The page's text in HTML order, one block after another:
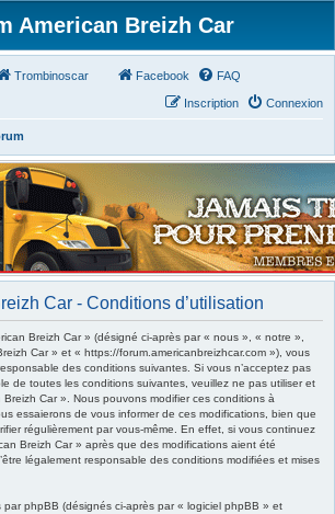
American Breizh Car
Trombinoscar Facebook FAQ
Connexion
Inscription
Car - Conditions d’utilisation
Breizh Car » (désigné ci-après par « nous », « notre »,
Car » et « https://forum.americanbreizhcar.com »), vous
des conditions suivantes. Si vous n’acceptez pas
de toutes les conditions suivantes, veuillez ne pas utiliser et
Breizh Car ». Nous pouvons modifier ces conditions à
essaierons de vous informer de ces modifications, bien que
régulièrement par vous-même. En effet, si vous continuez
Breizh Car » après que des modifications aient été
légalement responsable des conditions modifiées et mises
phpBB (désignés ci-après par « logiciel phpBB » et